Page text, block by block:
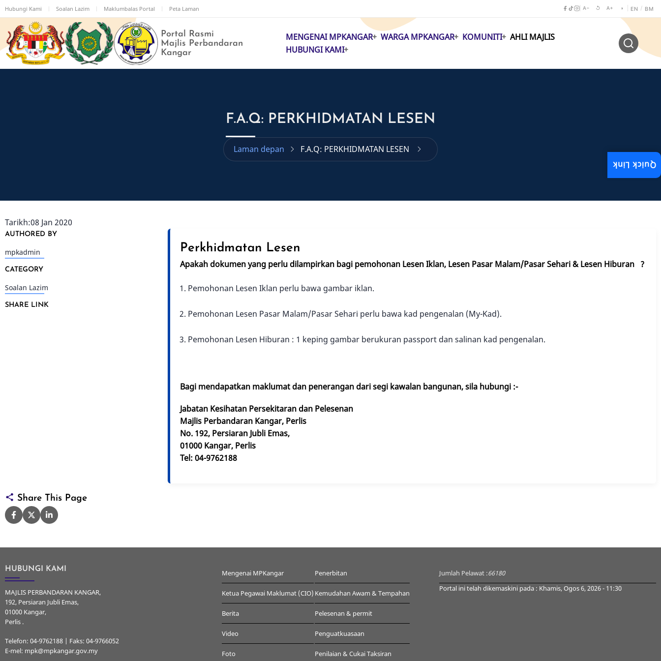
Langkau
ke
kandungan
utama
Hubungi Kami Soalan Lazim Maklumbalas Portal Peta Laman A− ↺ A+ ◑ EN / BM
Portal Rasmi
Majlis Perbandaran
Kangar
MAIN
MENGENAI MPKANGAR WARGA MPKANGAR KOMUNITI
AHLI MAJLIS
HUBUNGI KAMI
F.A.Q: PERKHIDMATAN LESEN
Laman depan F.A.Q: PERKHIDMATAN LESEN
Tarikh:08 Jan 2020
AUTHORED BY
mpkadmin
CATEGORY
Soalan Lazim
SHARE LINK
Perkhidmatan Lesen
Apakah dokumen yang perlu dilampirkan bagi pemohonan Lesen Iklan, Lesen Pasar Malam/Pasar Sehari & Lesen Hiburan ?
Pemohonan Lesen Iklan perlu bawa gambar iklan.
Pemohonan Lesen Pasar Malam/Pasar Sehari perlu bawa kad pengenalan (My-Kad).
Pemohonan Lesen Hiburan : 1 keping gambar berukuran passport dan salinan kad pengenalan.
Bagi mendapatkan maklumat dan penerangan dari segi kawalan bangunan, sila hubungi :-
Jabatan Kesihatan Persekitaran dan Pelesenan
Majlis Perbandaran Kangar, Perlis
No. 192, Persiaran Jubli Emas,
01000 Kangar, Perlis
Tel: 04-9762188
Share This Page
HUBUNGI KAMI
MAJLIS PERBANDARAN KANGAR,
192, Persiaran Jubli Emas,
01000 Kangar,
Perlis .
Telefon: 04-9762188 | Faks: 04-9766052
E-mel: mpk@mpkangar.gov.my
Mengenai MPKangar
Ketua Pegawai Maklumat (CIO)
Berita
Video
Foto
Penerbitan
Kemudahan Awam & Tempahan
Pelesenan & permit
Penguatkuasaan
Penilaian & Cukai Taksiran
Jumlah Pelawat :66180
Portal ini telah dikemaskini pada : Khamis, Ogos 6, 2026 - 11:30
Quick Link